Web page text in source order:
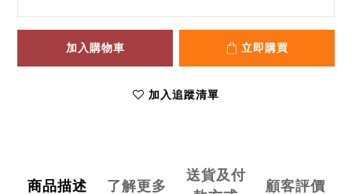
加入購物車 立即購買
加入追蹤清單
商品描述 了解更多
送貨及付
顧客評價